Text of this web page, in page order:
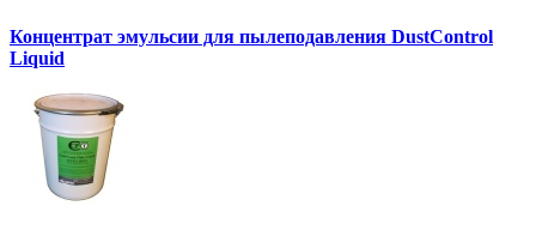
Концентрат эмульсии для пылеподавления DustControl
Liquid